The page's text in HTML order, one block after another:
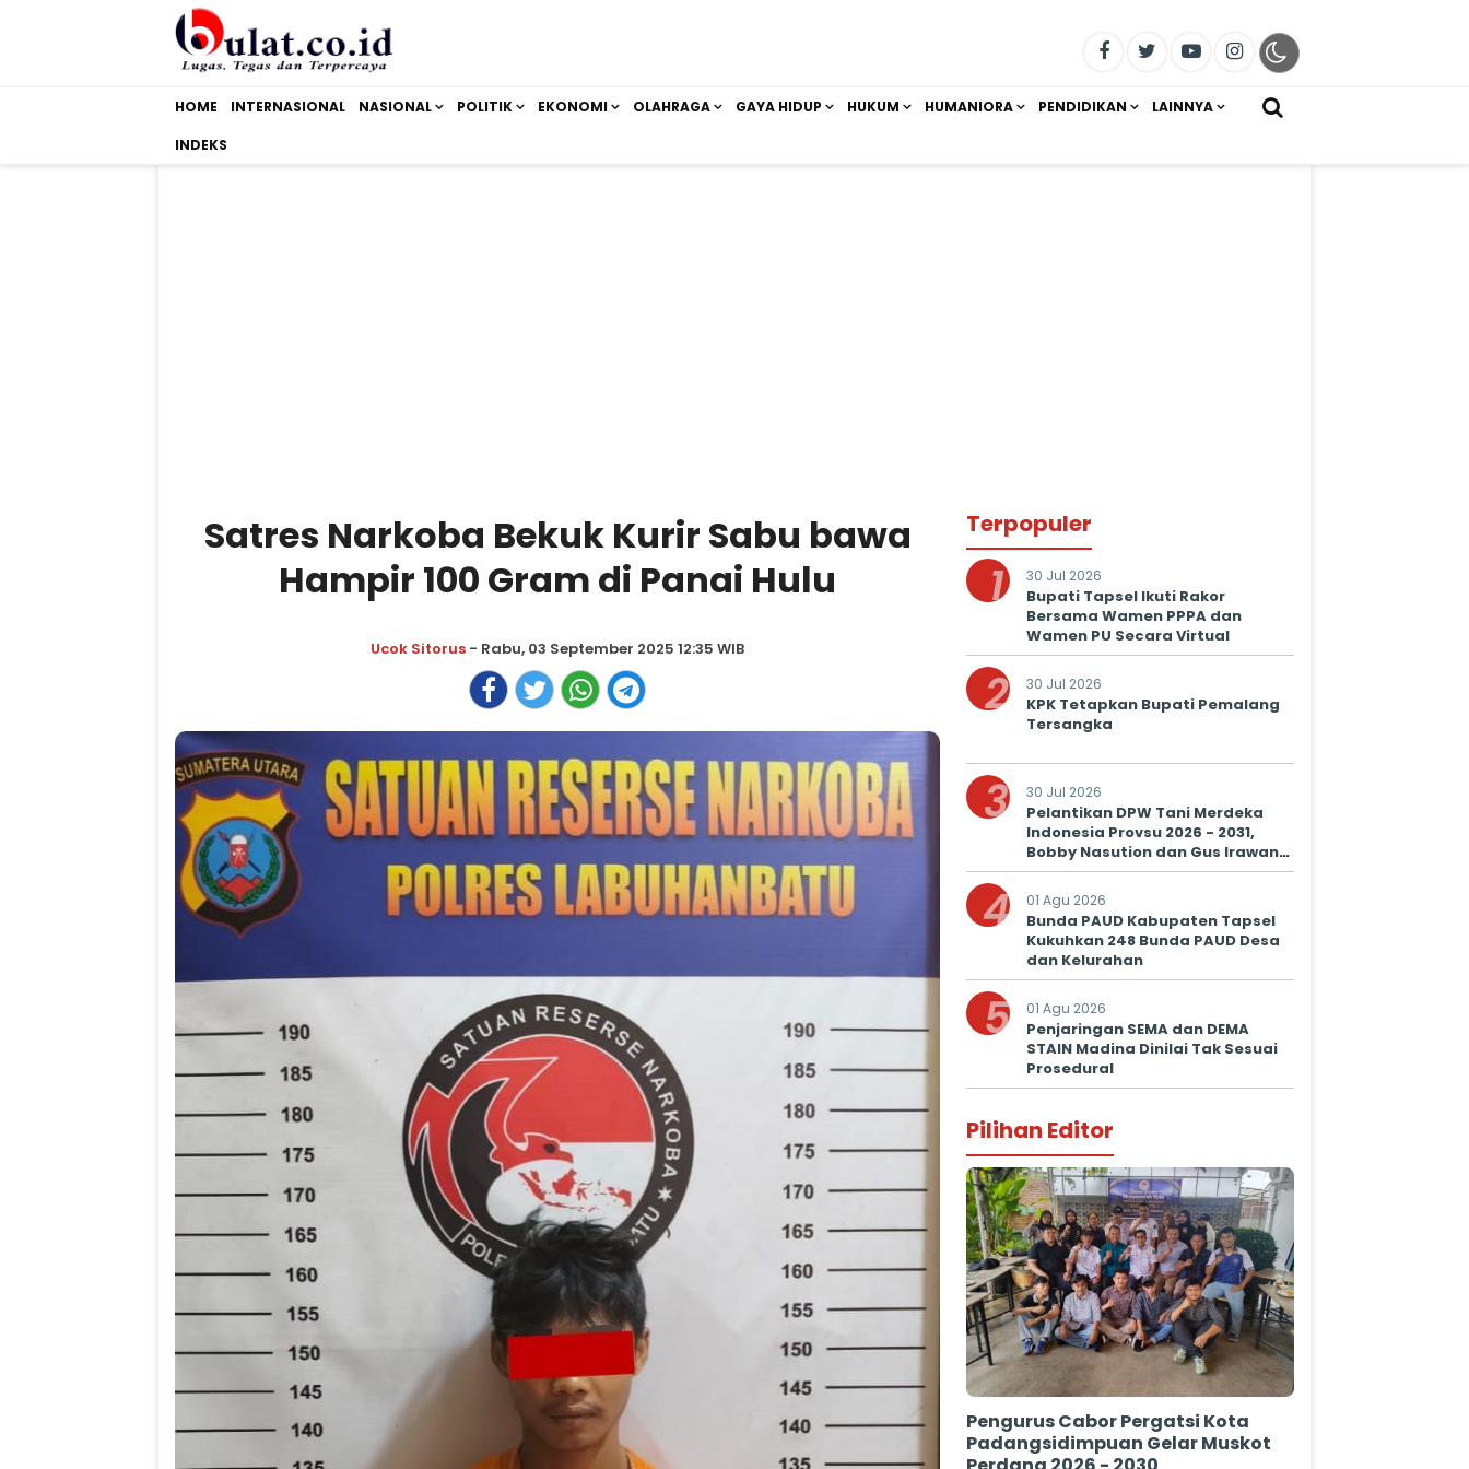
HOME INTERNASIONAL NASIONAL POLITIK EKONOMI OLAHRAGA GAYA HIDUP HUKUM HUMANIORA PENDIDIKAN LAINNYA
INDEKS
Satres Narkoba Bekuk Kurir Sabu bawa
Hampir 100 Gram di Panai Hulu
Ucok Sitorus - Rabu, 03 September 2025 12:35 WIB
Terpopuler
1 30 Jul 2026
Bupati Tapsel Ikuti Rakor
Bersama Wamen PPPA dan
Wamen PU Secara Virtual
2 30 Jul 2026
KPK Tetapkan Bupati Pemalang
Tersangka
3 30 Jul 2026
Pelantikan DPW Tani Merdeka
Indonesia Provsu 2026 - 2031,
Bobby Nasution dan Gus Irawan
Serukan Kolaborasi Wujudkan
Ketapang dan Kesejahteraan
Petani
4 01 Agu 2026
Bunda PAUD Kabupaten Tapsel
Kukuhkan 248 Bunda PAUD Desa
dan Kelurahan
5 01 Agu 2026
Penjaringan SEMA dan DEMA
STAIN Madina Dinilai Tak Sesuai
Prosedural
Pilihan Editor
Pengurus Cabor Pergatsi Kota
Padangsidimpuan Gelar Muskot